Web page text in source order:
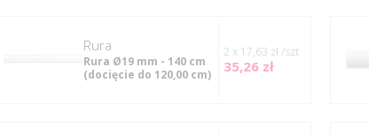
rura
Rura Ø19 mm - 140 cm
(docięcie do 120,00 cm)
2 x 17,63 zł /szt
35,26 zł